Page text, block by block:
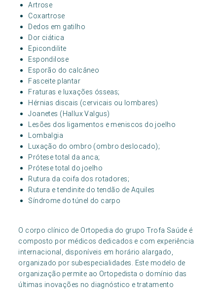
Artrose
Coxartrose
Dedos em gatilho
Dor ciática
Epicondilite
Espondilose
Esporão do calcâneo
Fasceite plantar
Fraturas e luxações ósseas;
Hérnias discais (cervicais ou lombares)
Joanetes (Hallux Valgus)
Lesões dos ligamentos e meniscos do joelho
Lombalgia
Luxação do ombro (ombro deslocado);
Prótese total da anca;
Prótese total do joelho
Rutura da coifa dos rotadores;
Rutura e tendinite do tendão de Aquiles
Síndrome do túnel do carpo
O corpo clínico de Ortopedia do grupo Trofa Saúde é
composto por médicos dedicados e com experiência
internacional, disponíveis em horário alargado,
organizado por subespecialidades. Este modelo de
organização permite ao Ortopedista o domínio das
últimas inovações no diagnóstico e tratamento